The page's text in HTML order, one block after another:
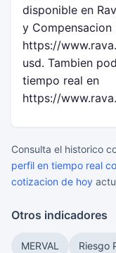
disponible en
y Compensacion
https://
usd. Tambien
tiempo real en
https://
Consulta el historico
perfil en tiempo real
cotizacion de hoy
Otros indicadores
MERVAL Riesgo